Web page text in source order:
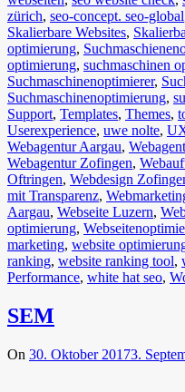
zürich, seo-concept. seo-global
Skalierbare Websites,
optimierung,
optimierung, suchmaschinen
Suchmaschinenoptimierer,
Suchmaschinenoptimierung,
Support, Templates, Themes,
Userexperience, uwe nolte,
Webagentur Aargau,
Webagentur Zofingen,
Oftringen, Webdesign
mit Transparenz,
Aargau, Webseite Luzern,
optimierung,
marketing, website
ranking, website ranking tool,
Performance, white hat seo,
SEM
On 30. Oktober 20173.